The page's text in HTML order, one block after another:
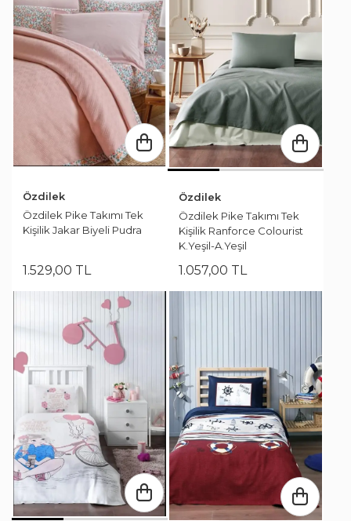
Özdilek
Özdilek Pike Takımı Tek
Kişilik Jakar Biyeli Pudra
1.529,00 TL
Özdilek
Özdilek Pike Takımı Tek
Kişilik Ranforce Colourist
K.Yeşil-A.Yeşil
1.057,00 TL